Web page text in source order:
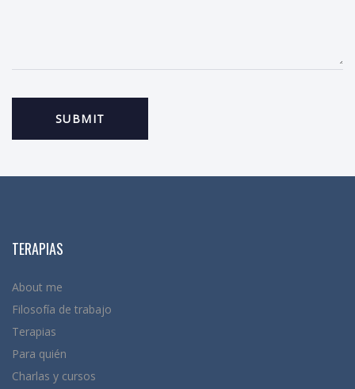
TERAPIAS
About me
Filosofía de trabajo
Terapias
Para quién
Charlas y cursos